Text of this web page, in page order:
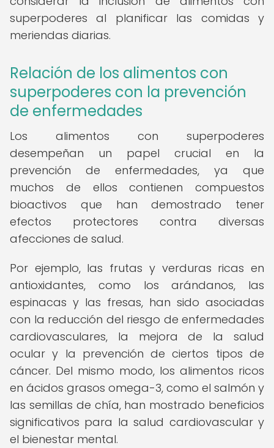
superpoderes al planificar las comidas y
meriendas diarias.
Relación de los alimentos con
superpoderes con la prevención
de enfermedades
Los alimentos con superpoderes
desempeñan un papel crucial en la
prevención de enfermedades, ya que
muchos de ellos contienen compuestos
bioactivos que han demostrado tener
efectos protectores contra diversas
afecciones de salud.
Por ejemplo, las frutas y verduras ricas en
antioxidantes, como los arándanos, las
espinacas y las fresas, han sido asociadas
con la reducción del riesgo de enfermedades
cardiovasculares, la mejora de la salud
ocular y la prevención de ciertos tipos de
cáncer. Del mismo modo, los alimentos ricos
en ácidos grasos omega-3, como el salmón y
las semillas de chía, han mostrado beneficios
significativos para la salud cardiovascular y
el bienestar mental.